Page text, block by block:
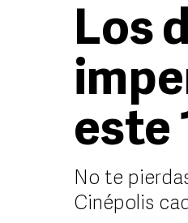
Los
este
No te
Cinépolis